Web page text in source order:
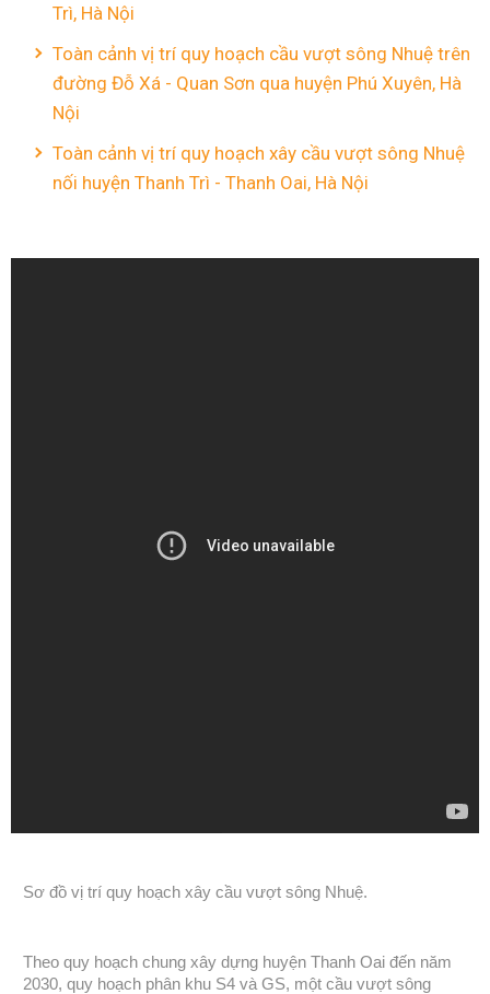
Trì, Hà Nội
Toàn cảnh vị trí quy hoạch cầu vượt sông Nhuệ trên
đường Đỗ Xá - Quan Sơn qua huyện Phú Xuyên, Hà
Nội
Toàn cảnh vị trí quy hoạch xây cầu vượt sông Nhuệ
nối huyện Thanh Trì - Thanh Oai, Hà Nội
Sơ đồ vị trí quy hoạch xây cầu vượt sông Nhuệ.
Theo quy hoạch chung xây dựng huyện Thanh Oai đến năm
2030, quy hoạch phân khu S4 và GS, một cầu vượt sông